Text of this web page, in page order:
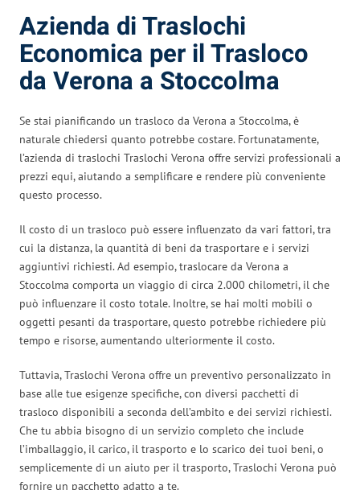
Azienda di Traslochi
Economica per il Trasloco
da Verona a Stoccolma
Se stai pianificando un trasloco da Verona a Stoccolma, è
naturale chiedersi quanto potrebbe costare. Fortunatamente,
l’azienda di traslochi Traslochi Verona offre servizi professionali a
prezzi equi, aiutando a semplificare e rendere più conveniente
questo processo.
Il costo di un trasloco può essere influenzato da vari fattori, tra
cui la distanza, la quantità di beni da trasportare e i servizi
aggiuntivi richiesti. Ad esempio, traslocare da Verona a
Stoccolma comporta un viaggio di circa 2.000 chilometri, il che
può influenzare il costo totale. Inoltre, se hai molti mobili o
oggetti pesanti da trasportare, questo potrebbe richiedere più
tempo e risorse, aumentando ulteriormente il costo.
Tuttavia, Traslochi Verona offre un preventivo personalizzato in
base alle tue esigenze specifiche, con diversi pacchetti di
trasloco disponibili a seconda dell’ambito e dei servizi richiesti.
Che tu abbia bisogno di un servizio completo che include
l’imballaggio, il carico, il trasporto e lo scarico dei tuoi beni, o
semplicemente di un aiuto per il trasporto, Traslochi Verona può
fornire un pacchetto adatto a te.